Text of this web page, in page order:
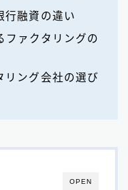
行融資の違い
ファクタリングの
リング会社の選び
OPEN